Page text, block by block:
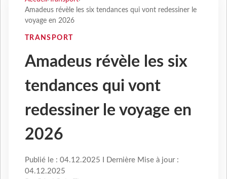
Amadeus révèle les six tendances qui vont redessiner le
voyage en 2026
TRANSPORT
Amadeus révèle les six
tendances qui vont
redessiner le voyage en
2026
Publié le : 04.12.2025 I Dernière Mise à jour :
04.12.2025